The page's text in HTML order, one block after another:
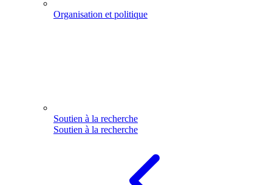
Organisation et politique
Soutien à la recherche
Soutien à la recherche